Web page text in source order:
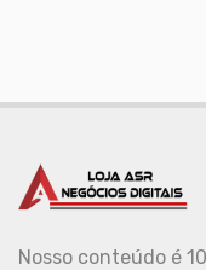
Nosso conteúdo é